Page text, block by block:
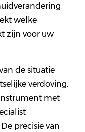
welke
zijn voor uw
de situatie
verdoving.
met
precisie van